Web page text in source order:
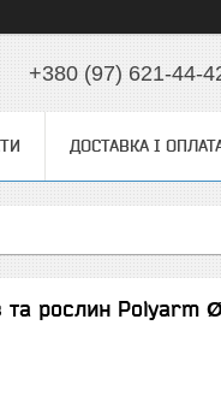
+380 (97) 621-44-
ДОСТАВКА І
та рослин Polyarm